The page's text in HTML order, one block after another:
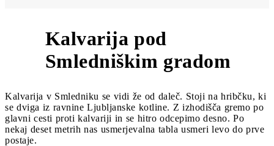
Kalvarija pod
Smledniškim gradom
Kalvarija v Smledniku se vidi že od daleč. Stoji na hribčku, ki
se dviga iz ravnine Ljubljanske kotline. Z izhodišča gremo po
glavni cesti proti kalvariji in se hitro odcepimo desno. Po
nekaj deset metrih nas usmerjevalna tabla usmeri levo do prve
postaje.